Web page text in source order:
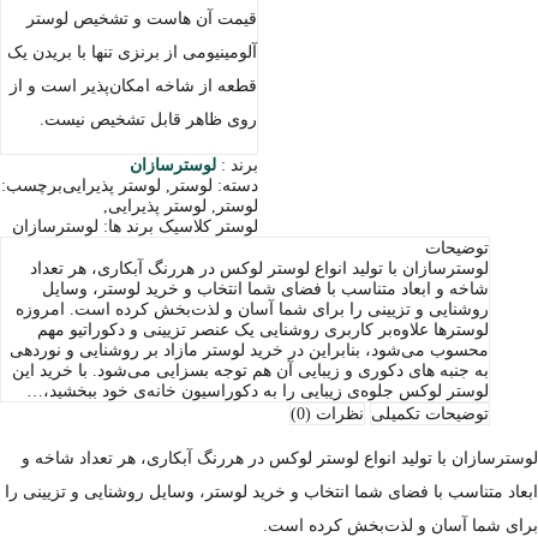
قیمت آن هاست و تشخیص لوستر
آلومینیومی از برنزی تنها با بریدن یک
قطعه از شاخه امکان‌پذیر است و از
روی ظاهر قابل تشخیص نیست.
برند : لوسترسازان
دسته: لوستر , لوستر پذیراییبرچسب:
لوستر , لوستر پذیرایی,
لوستر کلاسیک برند ها: لوسترسازان
توضیحات
لوسترسازان با تولید انواع لوستر لوکس در هررنگ آبکاری، هر تعداد
شاخه و ابعاد متناسب با فضای شما انتخاب و خرید لوستر، وسایل
روشنایی و تزیینی را برای شما آسان و لذت‌بخش کرده است. امروزه
لوسترها علاوه‌بر کاربری روشنایی یک عنصر تزیینی و دکوراتیو مهم
محسوب می‌شود، بنابراین در خرید لوستر مازاد بر روشنایی و نوردهی
به جنبه های دکوری و زیبایی آن هم توجه بسزایی می‌شود. با خرید این
لوستر لوکس جلوه‌ی زیبایی را به دکوراسیون خانه‌ی خود ببخشید،…
توضیحات تکمیلی نظرات (0)
لوسترسازان با تولید انواع لوستر لوکس در هررنگ آبکاری، هر تعداد شاخه و
ابعاد متناسب با فضای شما انتخاب و خرید لوستر، وسایل روشنایی و تزیینی را
برای شما آسان و لذت‌بخش کرده است.